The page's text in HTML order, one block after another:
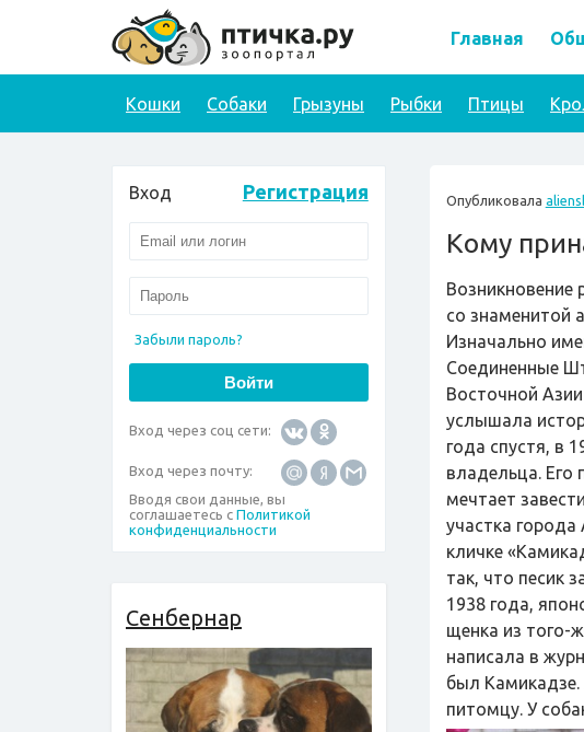
Главная
Кошки Собаки Грызуны Рыбки Птицы
Вход Регистрация
Забыли пароль?
Вход через соц сети:
Вход через почту:
Вводя свои данные, вы
соглашаетесь с Политикой
конфиденциальности
Сенбернар
Опубликовала
Кому
Возникновение
со знаменитой
Изначально
Соединенные
Восточной
услышала
года спустя, в
владельца. Его
мечтает
участка города
кличке
так, что песик
1938 года,
щенка из того-
написала в
был Камикадзе.
питомцу. У